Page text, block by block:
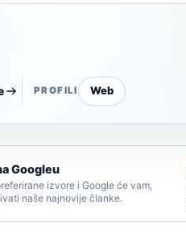
PROFILI Web
Googleu
izvore i Google će vam,
naše najnovije članke.